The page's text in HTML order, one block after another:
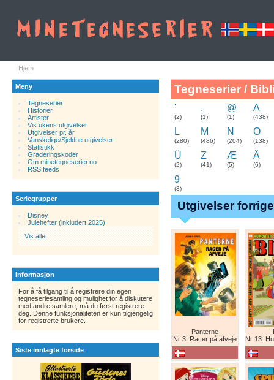
Hjem
Meny
Tegneserier
Historier.
Artister
Vis ukens utgivelser
Utgivelser pr. år
Vanskelige/Sjeldne utgivelser
Statistikk
Graderingskoder
Om minetegneserier.no
RSS feeds
Seriegrupper
Disney
Julehefter (inkludert 2025)
Vis alle
Informasjon
For å få tilgang til å registrere din egen
tegneseriesamling og mulighet for å diskutere
med andre samlere, må du først registrere
deg. Denne funksjonaliteten er kun tilgjengelig
for registrerte brukere.
Siste innlagte forside
Tegneserier /
'
(2)
.
(1)
@
(1)
A
(438)
L
(280)
M
(486)
N
(204)
O
(138)
Ü
(2)
Z
(41)
Æ
(5)
Ä
(6)
9
(3)
Utgivelser
Panterne
Nr 3: Racer på afveje
Nr 13: Humor